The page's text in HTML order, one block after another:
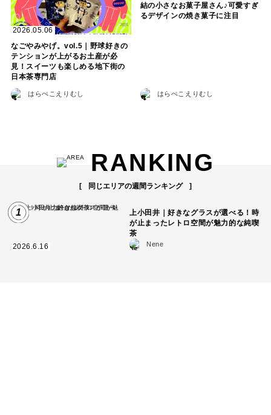
2026.05.06
なごやみやげ。vol.5｜野球好きの
テンションが上がるお土産が必
見！スイーツも楽しめる地下街の
日本茶専門店
はらぺこえりむし
結の小さなお菓子屋さん♪可愛すぎ
るデザインの焼き菓子に注目
はらぺこえりむし
RANKING
同じエリアの週間ランキング
1
2026.6.16
上小田井｜好きなグラスが選べる！時
が止まったレトロ空間が魅力的な純喫
茶
Nene